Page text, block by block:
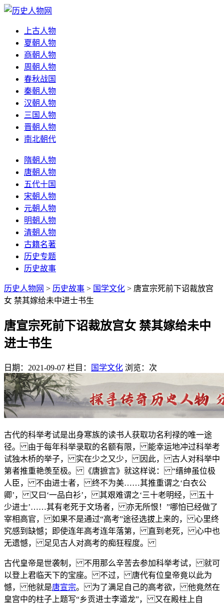
上古人物
夏朝人物
商朝人物
周朝人物
春秋战国
秦朝人物
汉朝人物
三国人物
晋朝人物
南北朝代
隋朝人物
唐朝人物
五代十国
宋朝人物
元朝人物
明朝人物
清朝人物
古籍名著
历史专题
历史故事
历史人物网 > 历史故事 > 国学文化 > 唐宣宗死前下诏裁放宫
女 禁其嫁给未中进士书生
唐宣宗死前下诏裁放宫女 禁其嫁给未中
进士书生
日期：2021-09-07 栏目： 国学文化 浏览： 次
古代的科举考试是出身寒族的读书人获取功名利禄的唯一途
径。 由于每年科举录取的名额有限， 能幸运地冲过科举考
试独木桥的举子， 实在少之又少， 因此， 古人对科举中
第者推重艳羡至极。 《唐摭言》就这样说： “缙绅虽位极
人臣， 不由进士者， 终不为美……其推重谓之‘白衣公
卿’， 又曰‘一品白衫’， 其艰难谓之‘三十老明经， 五十
少进士’……其有老死于文场者， 亦无所恨！”哪怕已经做了
宰相高官， 如果不是通过“高考”途径选拔上来的， 心里终
究感到缺憾；即使连年高考连年落第， 直到老死， 心中也
无遗憾， 足见古人对高考的痴狂程度。
古代皇帝是世袭制， 不用那么辛苦去参加科举考试， 就可
以登上君临天下的宝座。 不过， 唐代有位皇帝竟以此为
憾， 他就是唐宣宗。 为了满足自己的高考欲， 他竟然在
皇宫中的柱子上题写“乡贡进士李道龙”， 又在殿柱上自